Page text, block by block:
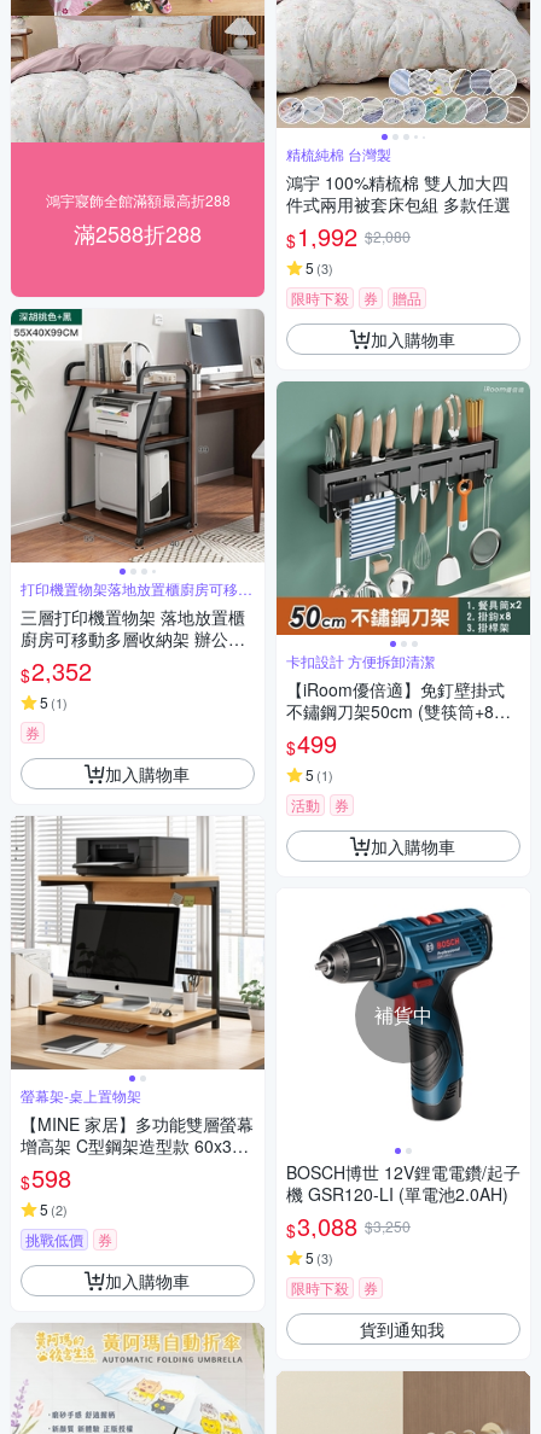
鴻宇寢飾全館滿額最高折288
滿2588折288
打印機置物架落地放置櫃廚房可移動
收納架
三層打印機置物架 落地放置櫃
廚房可移動多層收納架 辦公室
桌邊架 電腦主機托架
$2,352
5 (1)
券
加入購物車
螢幕架-桌上置物架
【MINE 家居】多功能雙層螢幕
增高架 C型鋼架造型款 60x30x
55cm(螢幕架 桌上置物架 增高
架)
$598
5 (2)
挑戰低價 券
加入購物車
精梳純棉 台灣製
鴻宇 100%精梳棉 雙人加大四
件式兩用被套床包組 多款任選
$1,992 $2,080
5 (3)
限時下殺 券 贈品
加入購物車
卡扣設計 方便拆卸清潔
【iRoom優倍適】免釘壁掛式
不鏽鋼刀架50cm (雙筷筒+8掛
鉤+帶掛桿款 一體收納置物架)
$499
5 (1)
活動 券
加入購物車
補貨中
BOSCH博世 12V鋰電電鑽/起子
機 GSR120-LI (單電池2.0AH)
$3,088 $3,250
5 (3)
限時下殺 券
貨到通知我